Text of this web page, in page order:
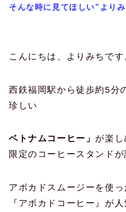
そんな時に見てほしい”より
こんにちは、よりみちです
西鉄福岡駅から徒歩約5分
珍しい
ベトナムコーヒー」 が楽
限定のコーヒースタンド
アボカドスムージーを使
『アボカドコーヒー』が